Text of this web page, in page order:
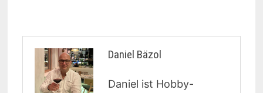
Daniel Bäzol
Daniel ist Hobby-